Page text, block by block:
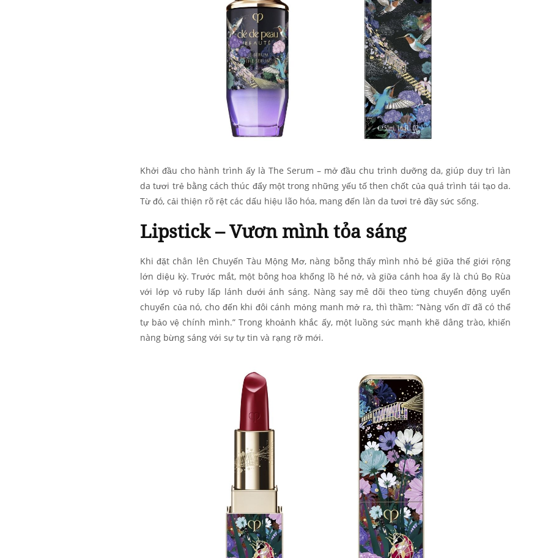
Khởi đầu cho hành trình ấy là The Serum – mở đầu chu trình dưỡng da, giúp duy trì làn
da tươi trẻ bằng cách thúc đẩy một trong những yếu tố then chốt của quá trình tái tạo da.
Từ đó, cải thiện rõ rệt các dấu hiệu lão hóa, mang đến làn da tươi trẻ đầy sức sống.
Lipstick – Vươn mình tỏa sáng
Khi đặt chân lên Chuyến Tàu Mộng Mơ, nàng bỗng thấy mình nhỏ bé giữa thế giới rộng
lớn diệu kỳ. Trước mắt, một bông hoa khổng lồ hé nở, và giữa cánh hoa ấy là chú Bọ Rùa
với lớp vỏ ruby lấp lánh dưới ánh sáng. Nàng say mê dõi theo từng chuyển động uyển
chuyển của nó, cho đến khi đôi cánh mỏng manh mở ra, thì thầm: “Nàng vốn dĩ đã có thể
tự bảo vệ chính mình.” Trong khoảnh khắc ấy, một luồng sức mạnh khẽ dâng trào, khiến
nàng bừng sáng với sự tự tin và rạng rỡ mới.